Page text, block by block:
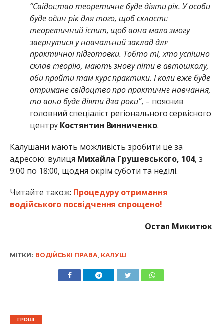
“Свідоцтво теоретичне буде діяти рік. У особи
буде один рік для того, щоб скласти
теоретичний іспит, щоб вона мала змогу
звернутися у навчальний заклад для
практичної підготовки. Тобто ті, хто успішно
склав теорію, мають знову піти в автошколу,
аби пройти там курс практики. І коли вже буде
отримане свідоцтво про практичне навчання,
то воно буде діяти два роки”, – пояснив
головний спеціаліст регіонального сервісного
центру Костянтин Винниченко.
Калушани мають можливість зробити це за
адресою: вулиця Михайла Грушевського, 104, з
9:00 по 18:00, щодня окрім суботи та неділі.
Читайте також: Процедуру отримання
водійського посвідчення спрощено!
Остап Микитюк
МІТКИ: ВОДІЙСЬКІ ПРАВА КАЛУШ
ГРОШІ